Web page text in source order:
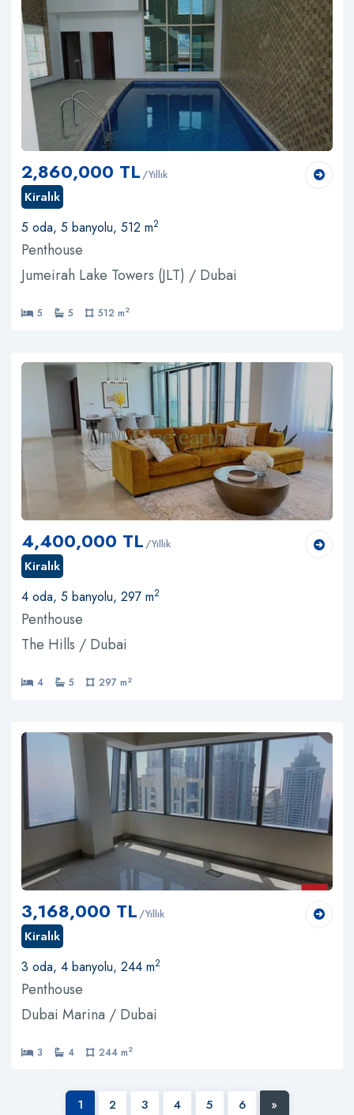
2,860,000 TL /Yıllık
Kiralık
5 oda, 5 banyolu, 512 m2
Penthouse
Jumeirah Lake Towers (JLT) / Dubai
5 5 512 m2
4,400,000 TL /Yıllık
Kiralık
4 oda, 5 banyolu, 297 m2
Penthouse
The Hills / Dubai
4 5 297 m2
3,168,000 TL /Yıllık
Kiralık
3 oda, 4 banyolu, 244 m2
Penthouse
Dubai Marina / Dubai
3 4 244 m2
1 2 3 4 5 6 »